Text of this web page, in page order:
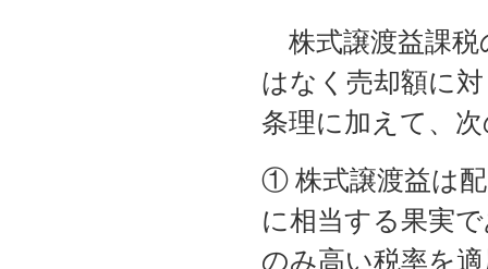
株式譲渡益課税
はなく売却額に
条理に加えて、
① 株式譲渡益は
に相当する果実
のみ高い税率を